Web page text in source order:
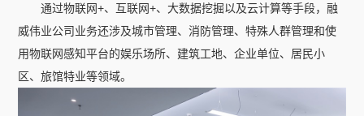
通过物联网+、互联网+、大数据挖掘以及云计算等手段，融
威伟业公司业务还涉及城市管理、消防管理、特殊人群管理和使
用物联网感知平台的娱乐场所、建筑工地、企业单位、居民小
区、旅馆特业等领域。